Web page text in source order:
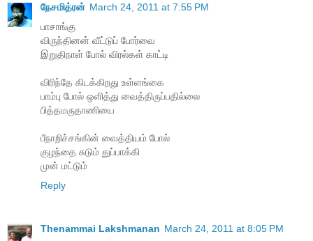
நேசமித்ரன் March 24, 2011 at 7:55 PM
பாசாங்கு
விருந்தினன் வீட்டுப் போர்வை
இறுதிநாள் போல் விரல்கள் காட்டி
விரிந்தே கிடக்கிறது உள்ளங்கை
பாம்பு போல் ஒளித்து வைத்திருப்பதில்லை
பித்தமருதாணியை
பீநாறிச்சங்கின் வைத்தியம் போல்
குழந்தை சுடும் துப்பாக்கி
முன் மட்டும்
Reply
Thenammai Lakshmanan March 24, 2011 at 8:05 PM